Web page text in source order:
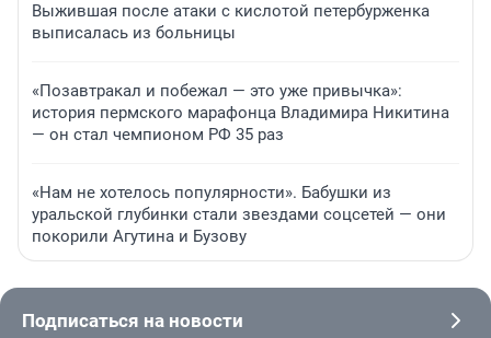
Выжившая после атаки с кислотой петербурженка
выписалась из больницы
«Позавтракал и побежал — это уже привычка»:
история пермского марафонца Владимира Никитина
— он стал чемпионом РФ 35 раз
«Нам не хотелось популярности». Бабушки из
уральской глубинки стали звездами соцсетей — они
покорили Агутина и Бузову
Подписаться на новости